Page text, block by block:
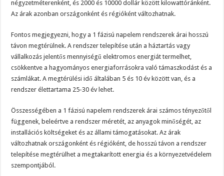
négyzetméterenként, és 2000 és 10000 dollár között kilowattóránként.
Az árak azonban országonként és régióként változhatnak.
Fontos megjegyezni, hogy a 1 fázisú napelem rendszerek árai hosszú
távon megtérülnek. A rendszer telepítése után a háztartás vagy
vállalkozás jelentős mennyiségű elektromos energiát termelhet,
csökkentve a hagyományos energiaforrásokra való támaszkodást és a
számlákat. A megtérülési idő általában 5 és 10 év között van, és a
rendszer élettartama 25-30 év lehet.
Összességében a 1 fázisú napelem rendszerek árai számos tényezőtől
függenek, beleértve a rendszer méretét, az anyagok minőségét, az
installációs költségeket és az állami támogatásokat. Az árak
változhatnak országonként és régióként, de hosszú távon a rendszer
telepítése megtérülhet a megtakarított energia és a környezetvédelem
szempontjából.